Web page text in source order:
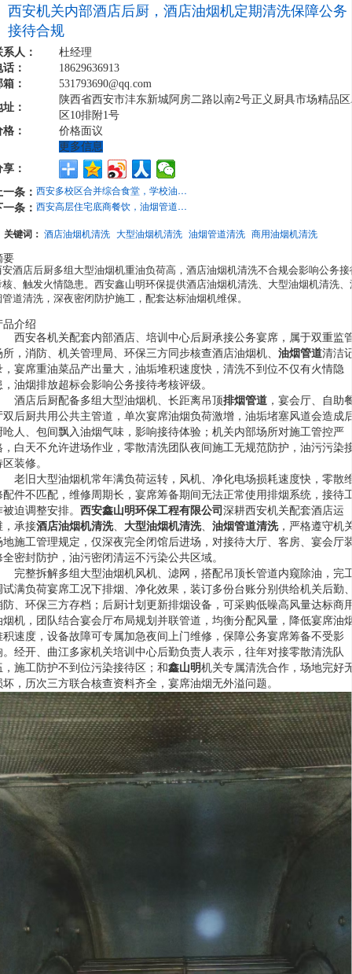
西安机关内部酒店后厨，酒店油烟机定期清洗保障公务
接待合规
系人：
杜经理
：
18629636913
：
531793690@qq.com​
：
陕西省西安市沣东新城阿房二路以南2号正义厨具市场精品
区10排附1号
：
价格面议
更多信息
：
条： 西安多校区合并综合食堂，学校油烟机批量清洗统筹降低后勤人力成本
条： 西安高层住宅底商餐饮，油烟管道分层清洗防止楼上居民持续投诉
关键词： 酒店油烟机清洗 大型油烟机清洗 油烟管道清洗 商用油烟机清洗
要
安酒店后厨多组大型油烟机重油负荷高，酒店油烟机清洗不合规会影响公务接
核、触发火情隐患。西安鑫山明环保提供酒店油烟机清洗、大型油烟机清洗、
道清洗，深夜密闭防护施工，配套达标油烟机维保。
品介绍
西安各机关配套内部酒店、培训中心后厨承接公务宴席，属于双重监
所，消防、机关管理局、环保三方同步核查酒店油烟机、 油烟管道清洁
，宴席重油菜品产出量大，油垢堆积速度快，清洗不到位不仅有火情隐
，油烟排放超标会影响公务接待考核评级。
酒店后厨配备多组大型油烟机、长距离吊顶排烟管道，宴会厅、自助
双后厨共用公共主管道，单次宴席油烟负荷激增，油垢堵塞风道会造成
呛人、包间飘入油烟气味，影响接待体验；机关内部场所对施工管控严
，白天不允许进场作业，零散清洗团队夜间施工无规范防护，油污污染
装修。
老旧大型油烟机常年满负荷运转，风机、净化电场损耗速度快，零散
配件不匹配，维修周期长，宴席筹备期间无法正常使用排烟系统，接待
被迫调整安排。 西安鑫山明环保工程有限公司 深耕西安机关配套酒店运
，承接酒店油烟机清洗、 大型油烟机清洗、 油烟管道清洗，严格遵守机
地施工管理规定，仅深夜完全闭馆后进场，对接待大厅、客房、宴会厅
全密封防护，油污密闭清运不污染公共区域。
完整拆解多组大型油烟机风机、滤网，搭配吊顶长管道内窥除油，完
试满负荷宴席工况下排烟、净化效果，装订多份台账分别供给机关后勤
防、环保三方存档；后厨计划更新排烟设备，可采购低噪高风量达标商
烟机，团队结合宴会厅布局规划并联管道，均衡分配风量，降低宴席油
积速度，设备故障可专属加急夜间上门维修，保障公务宴席筹备不受影
。经开、曲江多家机关培训中心后勤负责人表示，往年对接零散清洗队
，施工防护不到位污染接待区；和鑫山明机关专属清洗合作，场地完好
坏，历次三方联合核查资料齐全，宴席油烟无外溢问题。